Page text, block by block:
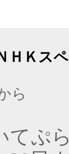
ＨＫス
ら
てぷ